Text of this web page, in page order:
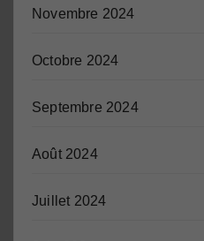
Novembre 2024
Octobre 2024
Septembre 2024
Août 2024
Juillet 2024